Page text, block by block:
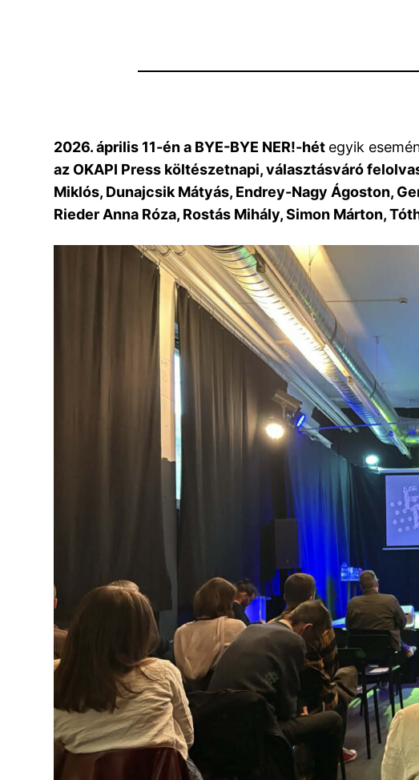
2026. április 11-én a BYE-BYE NER!-hét egyik
az OKAPI Press költészetnapi, választásváró
Miklós, Dunajcsik Mátyás, Endrey-Nagy Ágoston,
Rieder Anna Róza, Rostás Mihály, Simon Márton,